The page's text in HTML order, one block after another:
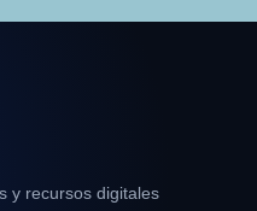
y recursos digitales